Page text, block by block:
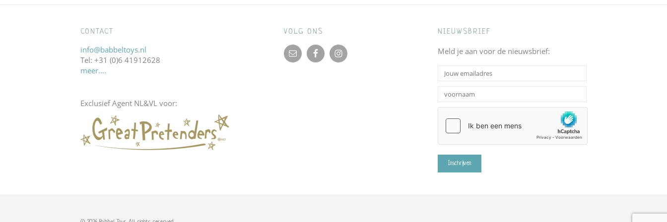
CONTACT
info@babbeltoys.nl
Tel: +31 (0)6 41912628
meer….
Exclusief Agent NL&VL voor:
VOLG ONS NIEUWSBRIEF
Meld je aan voor de nieuwsbrief: